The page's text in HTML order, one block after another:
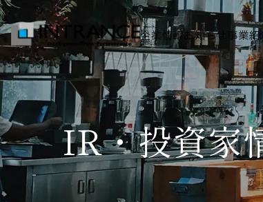
企業情報お知らせ 事業
会
IR・投資家